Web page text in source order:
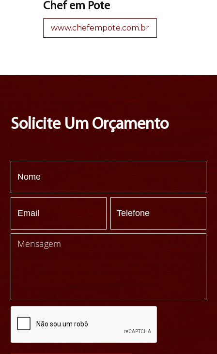
Chef em Pote
www.chefempote.com.br
Solicite Um Orçamento